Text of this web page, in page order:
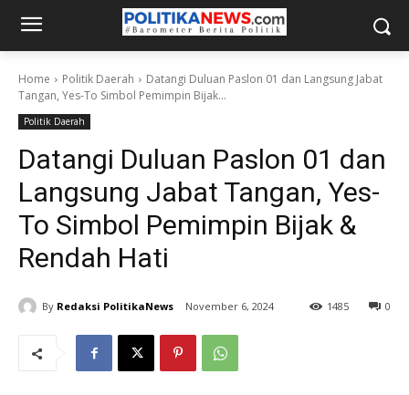
Home Politik Daerah
Datangi Duluan Paslon 01 dan Langsung Jabat
Tangan, Yes-To Simbol Pemimpin Bijak...
Politik Daerah
Datangi Duluan Paslon 01 dan
Langsung Jabat Tangan, Yes-
To Simbol Pemimpin Bijak &
Rendah Hati
By Redaksi PolitikaNews November 6, 2024 0
1485